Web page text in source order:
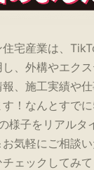
宅産業は、
、外構やエク
、施工実績や
！なんとすで
様子をリアルタ
気軽にご相談
ェックしてみて